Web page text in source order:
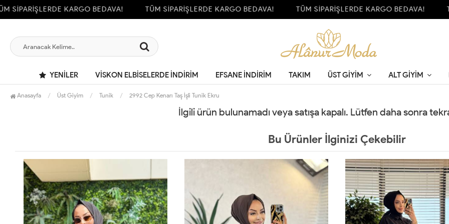
SİPARİŞLERDE KARGO BEDAVA! TÜM SİPARİŞLERDE KARGO BEDAVA! TÜM SİPARİŞLERDE KARGO BEDAVA!
YENILER VİSKON ELBİSELERDE İNDİRİM EFSANE İNDİRİM TAKIM ÜST GIYIM ALT GIYIM
Anasayfa Üst Giyim Tunik 2992 Cep Kenarı Taş İşli Tunik Ekru
İlgili ürün bulunamadı veya satışa kapalı. Lütfen daha sonra
Bu Ürünler İlginizi Çekebilir